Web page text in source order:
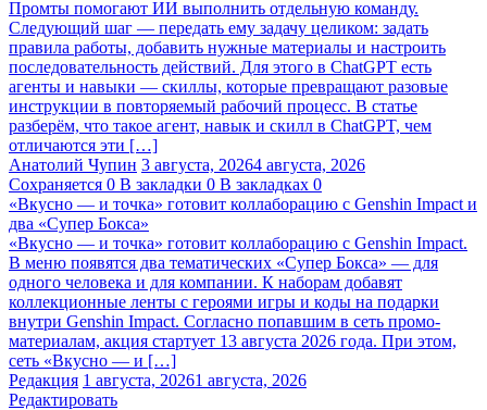
Промты помогают ИИ выполнить отдельную команду.
Следующий шаг — передать ему задачу целиком: задать
правила работы, добавить нужные материалы и настроить
последовательность действий. Для этого в ChatGPT есть
агенты и навыки — скиллы, которые превращают разовые
инструкции в повторяемый рабочий процесс. В статье
разберём, что такое агент, навык и скилл в ChatGPT, чем
отличаются эти […]
Анатолий Чупин 3 августа, 20264 августа, 2026
Сохраняется 0 В закладки 0 В закладках 0
«Вкусно — и точка» готовит коллаборацию с Genshin Impact и
два «Супер Бокса»
«Вкусно — и точка» готовит коллаборацию с Genshin Impact.
В меню появятся два тематических «Супер Бокса» — для
одного человека и для компании. К наборам добавят
коллекционные ленты с героями игры и коды на подарки
внутри Genshin Impact. Согласно попавшим в сеть промо-
материалам, акция стартует 13 августа 2026 года. При этом,
сеть «Вкусно — и […]
Редакция 1 августа, 20261 августа, 2026
Редактировать